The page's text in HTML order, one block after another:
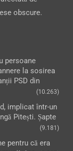
obscure.
persoane
la sosirea
PSD din
(10.263)
implicat într-un
Pitești. Șapte
(9.181)
pentru că era